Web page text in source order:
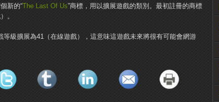
新的“The Last Of Us”商標，用以擴展遊戲的類別。最初註冊的商標
。
等級擴展為41（在線遊戲），這意味這遊戲未來將很有可能會網游